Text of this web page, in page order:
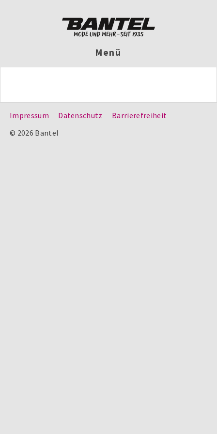
Menü
Impressum Datenschutz
Barrierefreiheit
© 2026 Bantel